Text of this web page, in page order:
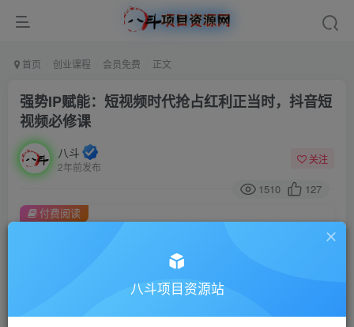
首页 创业课程 会员免费 正文
强势IP赋能：短视频时代抢占红利正当时，抖音短
视频必修课
八斗
2年前发布
关注
1510 127
此内容为付费阅读，请付费后查看
金币9.9金币99
会员免费
付费阅读
八斗项目资源站